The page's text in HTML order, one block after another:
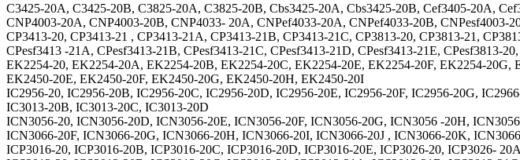
C3425-20A, C3425-20B, C3825-20A, C3825-20B, Cbs3425-20A, Cbs3425-20B, Cef3405-20A,
CNP4003-20A, CNP4003-20B, CNP4033- 20А, CNPef4033-20A, CNPef4033-20B, CNPesf4003-
CP3413-20, CP3413-21 , CP3413-21A, CP3413-21B, CP3413-21C, CP3813-20, CP3813-21,
CPesf3413 -21A, CPesf3413-21B, CPesf3413-21C, CPesf3413-21D, CPesf3413-21E, CPesf3813-
EK2254-20, EK2254-20A, EK2254-20B, EK2254-20C, EK2254-20E, EK2254-20F, EK2254-
EK2450-20E, EK2450-20F, EK2450-20G, EK2450-20H, EK2450-20I
IC2956-20, IC2956-20B, IC2956-20C, IC2956-20D, IC2956-20E, IC2956-20F, IC2956-20G,
IC3013-20B, IC3013-20C, IC3013-20D
ICN3056-20, ICN3056-20D, ICN3056-20E, ICN3056-20F, ICN3056-20G, ICN3056 -20H,
ICN3066-20F, ICN3066-20G, ICN3066-20H, ICN3066-20I, ICN3066-20J , ICN3066-20K,
ICP3016-20, ICP3016-20B, ICP3016-20C, ICP3016-20D, ICP3016-20E, ICP3026-20, ICP3026-